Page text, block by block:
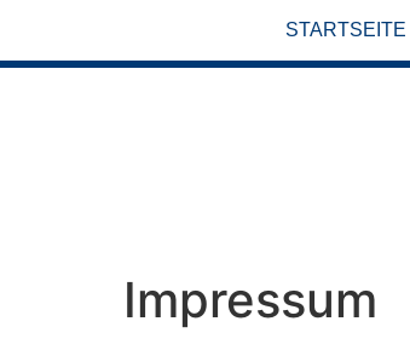
STARTSEITE
Impressum